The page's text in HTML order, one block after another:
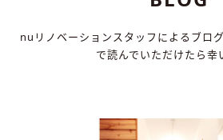
nuリノベーションスタッフによるブログ
で読んでいただけたら幸